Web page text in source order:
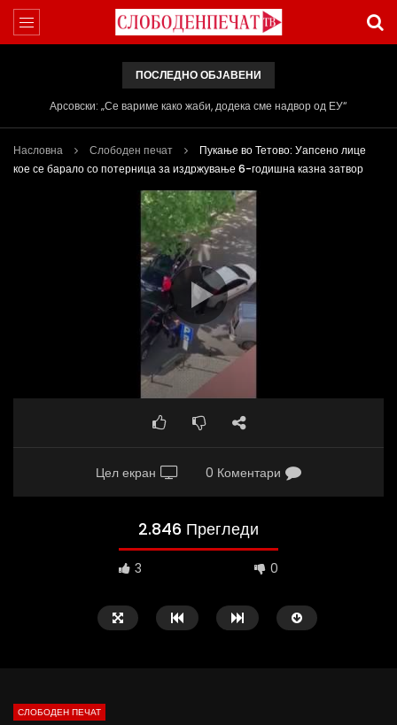
ПОСЛЕДНО ОБЈАВЕНИ
Вести на „Слободен Печат“ 05.08.2026
Насловна Слободен печат
Пукање во Тетово: Уапсено лице
кое се барало со потерница за издржување 6-годишна казна затвор
Цел екран 0 Коментари
2.846 Прегледи
3 0
СЛОБОДЕН ПЕЧАТ